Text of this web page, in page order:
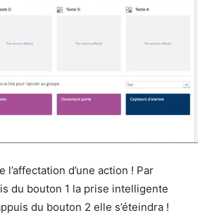
l’affectation d’une action ! Par
du bouton 1 la prise intelligente
du bouton 2 elle s’éteindra !